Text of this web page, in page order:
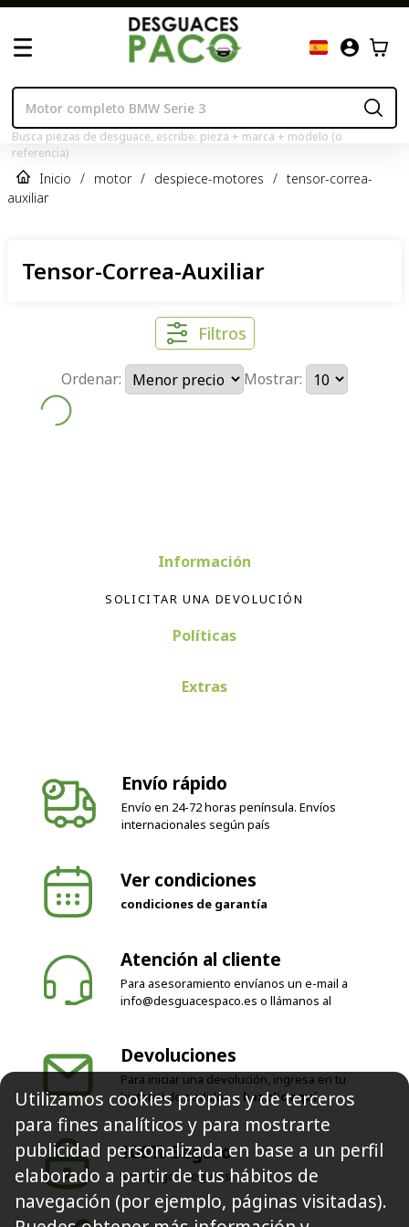
Busca piezas de desguace, escribe: pieza + marca + modelo (o
referencia)
Inicio / motor / despiece-motores / tensor-correa-
auxiliar
Tensor-Correa-Auxiliar
Filtros
Ordenar: Mostrar:
Información
SOLICITAR UNA DEVOLUCIÓN
Políticas
Extras
Envío rápido
Envío en 24-72 horas península. Envíos
internacionales según país
Ver condiciones
condiciones de garantía
Atención al cliente
Para asesoramiento envíanos un e-mail a
info@desguacespaco.es o llámanos al
Devoluciones
Para iniciar una devolución, ingresa en tu
historial de pedidos o haz clic aquí
100% Seguro
Solo pagos seguros
Utilizamos cookies propias y de terceros
para fines analíticos y para mostrarte
publicidad personalizada en base a un perfil
elaborado a partir de tus hábitos de
navegación (por ejemplo, páginas visitadas).